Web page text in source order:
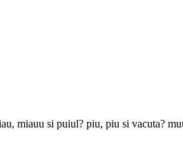
miauu si puiul? piu, piu si vacuta?